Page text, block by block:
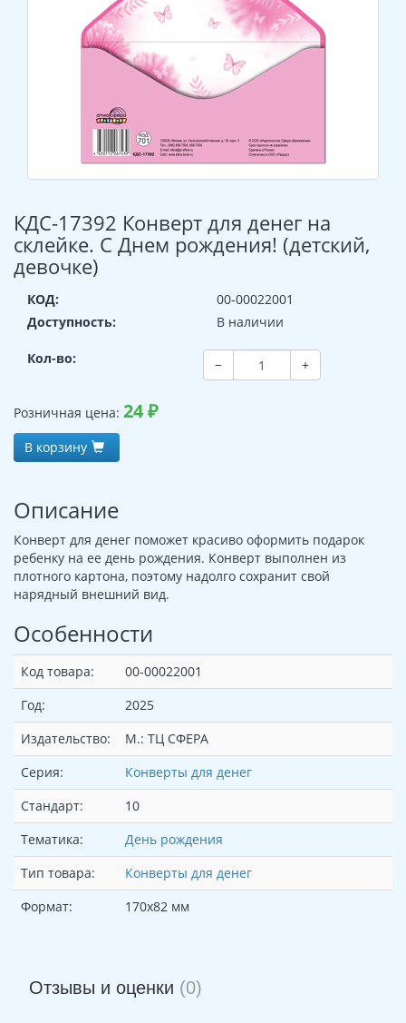
КДС-17392 Конверт для денег на
склейке. С Днем рождения! (детский,
девочке)
КОД:
00-00022001
Доступность:
В наличии
Кол-во: − +
Розничная цена: 24₽
В корзину
Описание
Конверт для денег поможет красиво оформить подарок
ребенку на ее день рождения. Конверт выполнен из
плотного картона, поэтому надолго сохранит свой
нарядный внешний вид.
Особенности
Код товара:
00-00022001
Год:
2025
Издательство:
М.: ТЦ СФЕРА
Серия:
Конверты для денег
Стандарт:
10
Тематика:
День рождения
Тип товара:
Конверты для денег
Формат:
170х82 мм
Отзывы и оценки (0)